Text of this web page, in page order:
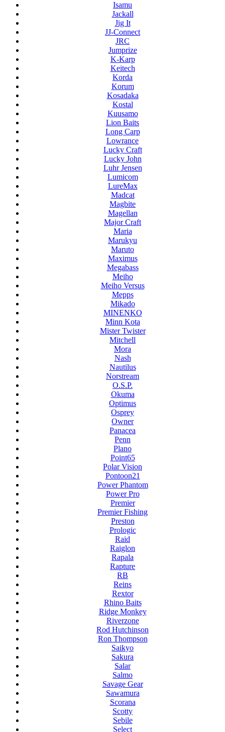
Isamu
Jackall
Jig It
JJ-Connect
JRC
Jumprize
K-Karp
Keitech
Korda
Korum
Kosadaka
Kostal
Kuusamo
Lion Baits
Long Carp
Lowrance
Lucky Craft
Lucky John
Luhr Jensen
Lumicom
LureMax
Madcat
Magbite
Magellan
Major Craft
Maria
Marukyu
Maruto
Maximus
Megabass
Meiho
Meiho Versus
Mepps
Mikado
MINENKO
Minn Kota
Mister Twister
Mitchell
Mora
Nash
Nautilus
Norstream
O.S.P.
Okuma
Optimus
Osprey
Owner
Panacea
Penn
Plano
Point65
Polar Vision
Pontoon21
Power Phantom
Power Pro
Premier
Premier Fishing
Preston
Prologic
Raid
Raiglon
Rapala
Rapture
RB
Reins
Rextor
Rhino Baits
Ridge Monkey
Riverzone
Rod Hutchinson
Ron Thompson
Saikyo
Sakura
Salar
Salmo
Savage Gear
Sawamura
Scorana
Scotty
Sebile
Select